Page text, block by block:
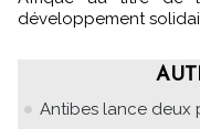
développement
Antibes lance deux